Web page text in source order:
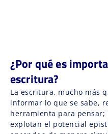
¿Por qué es
escritura?
La escritura, mucho más
informar lo que se sabe,
herramienta para pensar;
explotan el potencial